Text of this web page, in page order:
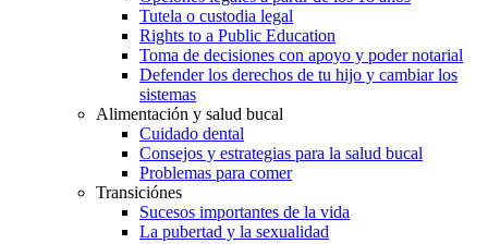
Tutela o custodia legal
Rights to a Public Education
Toma de decisiones con apoyo y poder notarial
Defender los derechos de tu hijo y cambiar los
sistemas
Alimentación y salud bucal
Cuidado dental
Consejos y estrategias para la salud bucal
Problemas para comer
Transiciónes
Sucesos importantes de la vida
La pubertad y la sexualidad